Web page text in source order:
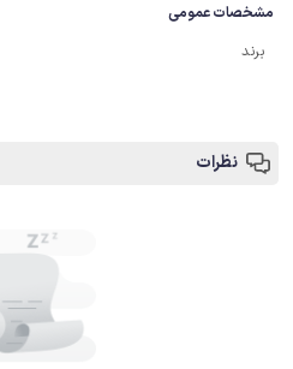
مشخصات عمومی
برند
نظرات